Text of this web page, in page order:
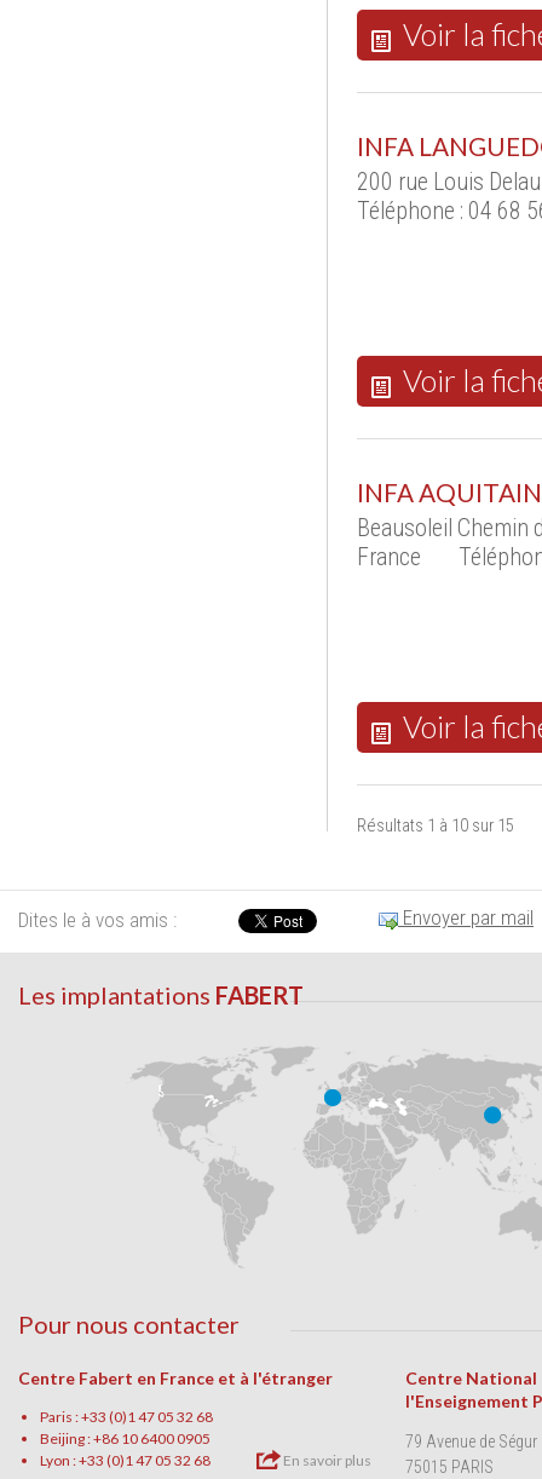
Voir la
INFA
200 rue Louis
Téléphone : 04 68
Voir la
INFA
Beausoleil Chemin
France
Voir la
Résultats 1 à 10 sur 15
Dites le à vos amis : Envoyer par mail
Les implantations FABERT
Pour nous contacter
Centre Fabert en France et à l'étranger
Paris : +33 (0)1 47 05 32 68
Beijing : +86 10 6400 0905
Lyon : +33 (0)1 47 05 32 68
En savoir plus
Centre National
l'Enseignement
79 Avenue de Ségur
75015 PARIS